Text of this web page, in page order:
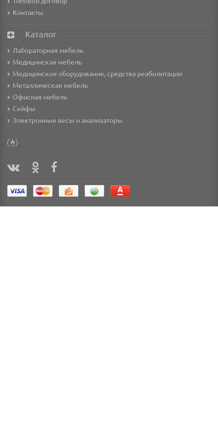
Контакты
Каталог
Лабораторная мебель
Медицинская мебель
Медицинское оборудование, средства реабилитации
Металлическая мебель
Офисная мебель
Сейфы
Электронные весы и анализаторы